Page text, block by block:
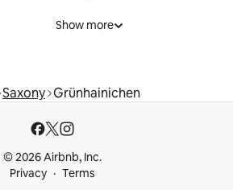
Show more
Saxony Grünhainichen
© 2026 Airbnb, Inc.
Privacy
Terms